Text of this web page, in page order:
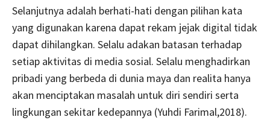
Selanjutnya adalah berhati-hati dengan pilihan kata
yang digunakan karena dapat rekam jejak digital tidak
dapat dihilangkan. Selalu adakan batasan terhadap
setiap aktivitas di media sosial. Selalu menghadirkan
pribadi yang berbeda di dunia maya dan realita hanya
akan menciptakan masalah untuk diri sendiri serta
lingkungan sekitar kedepannya (Yuhdi Farimal,2018).